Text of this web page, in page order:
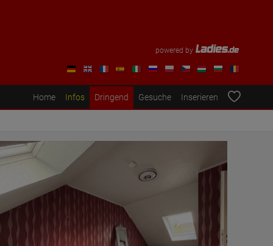
powered by
Home Infos Dringend Gesuche Inserieren